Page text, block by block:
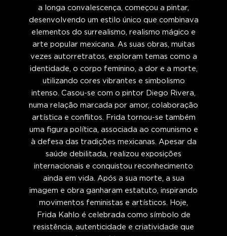
a longa convalescença, começou a pintar,
desenvolvendo um estilo único que combinava
elementos do surrealismo, realismo mágico e
arte popular mexicana. As suas obras, muitas
vezes autorretratos, exploram temas como a
identidade, o corpo feminino, a dor e a morte,
utilizando cores vibrantes e simbolismo
intenso. Casou-se com o pintor Diego Rivera,
numa relação marcada por amor, colaboração
artística e conflitos. Frida tornou-se também
uma figura política, associada ao comunismo e
à defesa das tradições mexicanas. Apesar da
saúde debilitada, realizou exposições
internacionais e conquistou reconhecimento
ainda em vida. Após a sua morte, a sua
imagem e obra ganharam estatuto, inspirando
movimentos feministas e artísticos. Hoje,
Frida Kahlo é celebrada como símbolo de
resistência, autenticidade e criatividade que